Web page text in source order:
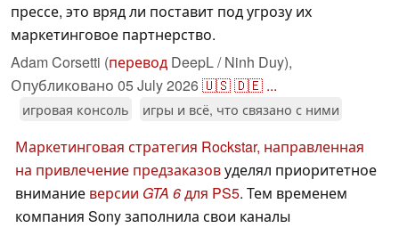
прессе, это вряд ли поставит под угрозу их
маркетинговое партнерство.
Adam Corsetti (перевод DeepL / Ninh Duy),
Опубликовано 05 July 2026🇺🇸🇩🇪 ...
игровая консоль игры и всё, что связано с ними
Маркетинговая стратегия Rockstar, направленная
на привлечение предзаказовуделял приоритетное
внимание версии GTA 6для PS5. Тем временем
компания Sony заполнила свои каналы